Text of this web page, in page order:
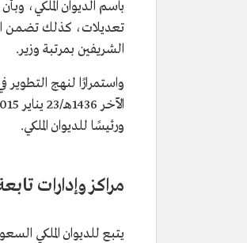
باسم الديوان الملكي،
تعديلات، كذلك تضمن
الشريفين بمرتبة وزير.
واستمرارًا لنهج التطوير
الآخر 1436هـ/23 يناير 2015م، أمرًا ملكيًّا بتعيين صاحب السمو الملكي
ورئيسًا للديوان الملكي.
مراكز وإدارات
يتبع للديوان الملكي